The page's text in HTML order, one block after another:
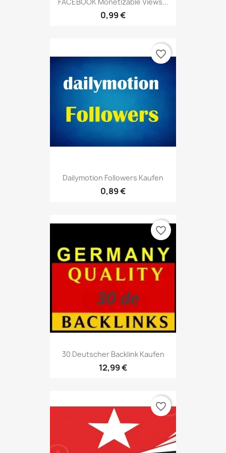
0,99 €
Dailymotion Followers Kaufen
0,89 €
favorite_border
30 Deutscher Backlink Kaufen
12,99 €
favorite_border
favorite_border